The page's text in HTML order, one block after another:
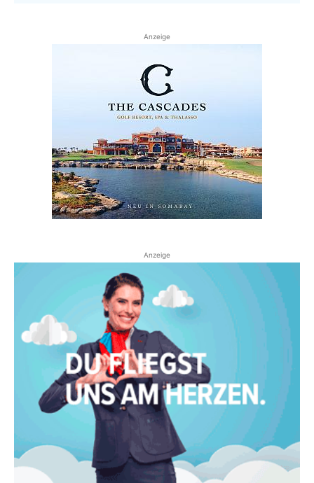
Anzeige
Anzeige